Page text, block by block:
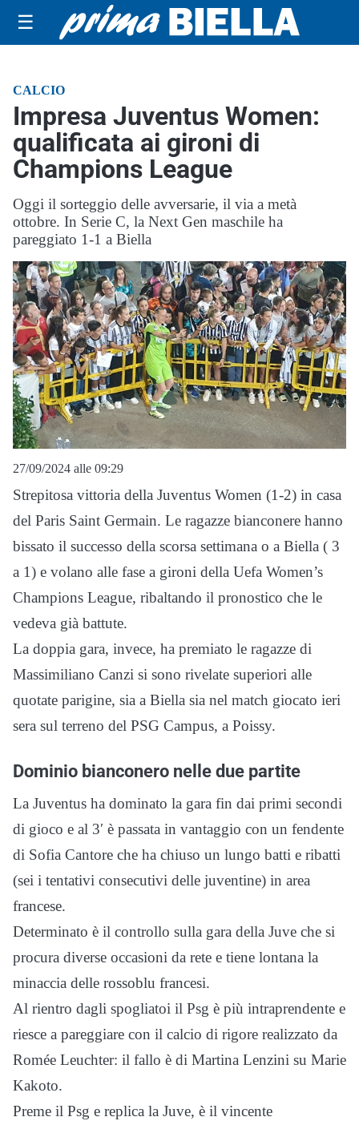
☰
CALCIO
Impresa Juventus Women:
qualificata ai gironi di
Champions League
Oggi il sorteggio delle avversarie, il via a metà
ottobre. In Serie C, la Next Gen maschile ha
pareggiato 1-1 a Biella
27/09/2024 alle 09:29
Strepitosa vittoria della Juventus Women (1-2) in casa
del Paris Saint Germain. Le ragazze bianconere hanno
bissato il successo della scorsa settimana o a Biella ( 3
a 1) e volano alle fase a gironi della Uefa Women’s
Champions League, ribaltando il pronostico che le
vedeva già battute.
La doppia gara, invece, ha premiato le ragazze di
Massimiliano Canzi si sono rivelate superiori alle
quotate parigine, sia a Biella sia nel match giocato ieri
sera sul terreno del PSG Campus, a Poissy.
Dominio bianconero nelle due partite
La Juventus ha dominato la gara fin dai primi secondi
di gioco e al 3′ è passata in vantaggio con un fendente
di Sofia Cantore che ha chiuso un lungo batti e ribatti
(sei i tentativi consecutivi delle juventine) in area
francese.
Determinato è il controllo sulla gara della Juve che si
procura diverse occasioni da rete e tiene lontana la
minaccia delle rossoblu francesi.
Al rientro dagli spogliatoi il Psg è più intraprendente e
riesce a pareggiare con il calcio di rigore realizzato da
Romée Leuchter: il fallo è di Martina Lenzini su Marie
Kakoto.
Preme il Psg e replica la Juve, è il vincente